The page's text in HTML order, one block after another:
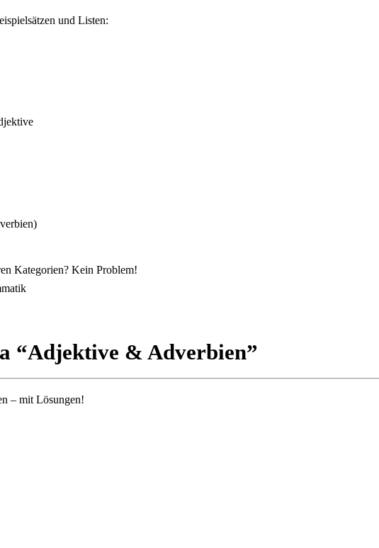
und Listen:
Kategorien? Kein Problem!
“Adjektive & Adverbien”
– mit Lösungen!